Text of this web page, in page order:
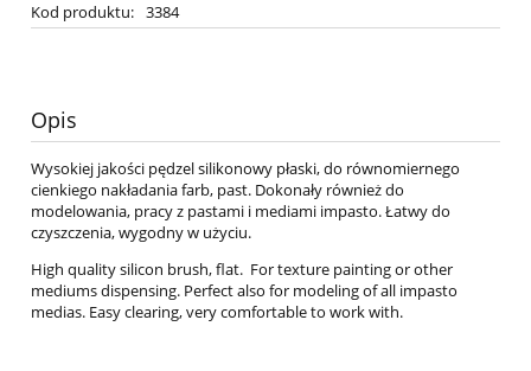
Kod produktu: 3384
Opis
Wysokiej jakości pędzel silikonowy płaski, do równomiernego
cienkiego nakładania farb, past. Dokonały również do
modelowania, pracy z pastami i mediami impasto. Łatwy do
czyszczenia, wygodny w użyciu.
High quality silicon brush, flat. For texture painting or other
mediums dispensing. Perfect also for modeling of all impasto
medias. Easy clearing, very comfortable to work with.